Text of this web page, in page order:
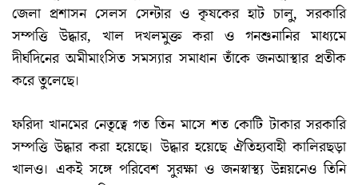
জেলা প্রশাসন সেলস সেন্টার ও কৃষকের হাট চালু, সরকারি
সম্পত্তি উদ্ধার, খাল দখলমুক্ত করা ও গনশুনানির মাধ্যমে
দীর্ঘদিনের অমীমাংসিত সমস্যার সমাধান তাঁকে জনআস্থার প্রতীক
করে তুলেছে।
ফরিদা খানমের নেতৃত্বে গত তিন মাসে শত কোটি টাকার সরকারি
সম্পত্তি উদ্ধার করা হয়েছে। উদ্ধার হয়েছে ঐতিহ্যবাহী কালিরছড়া
খালও। একই সঙ্গে পরিবেশ সুরক্ষা ও জনস্বাস্থ্য উন্নয়নেও তিনি